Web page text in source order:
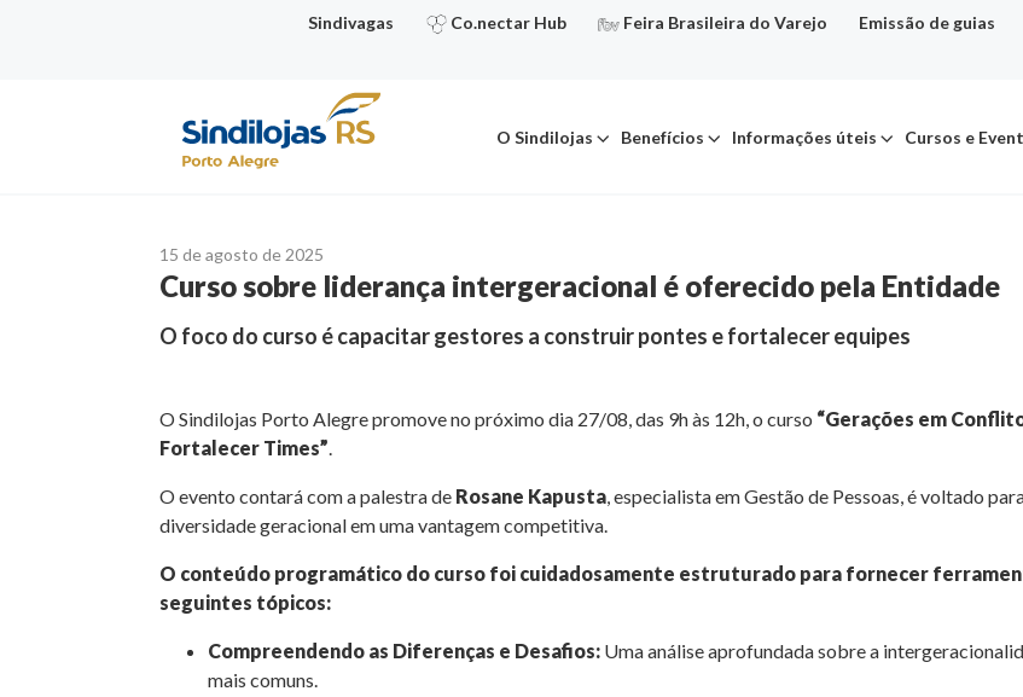
Sindivagas Co.nectar Hub Feira Brasileira do Varejo Emissão de guias
O Sindilojas Benefícios Informações úteis Cursos e
15 de agosto de 2025
Curso sobre liderança intergeracional é oferecido pela Entidade
O foco do curso é capacitar gestores a construir pontes e fortalecer equipes
O Sindilojas Porto Alegre promove no próximo dia 27/08, das 9h às 12h, o curso “Gerações em
Fortalecer Times”.
O evento contará com a palestra de Rosane Kapusta, especialista em Gestão de Pessoas, é voltado
diversidade geracional em uma vantagem competitiva.
O conteúdo programático do curso foi cuidadosamente estruturado para fornecer
seguintes tópicos:
Compreendendo as Diferenças e Desafios: Uma análise aprofundada sobre a
mais comuns.